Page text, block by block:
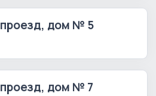
дом № 5
дом № 7